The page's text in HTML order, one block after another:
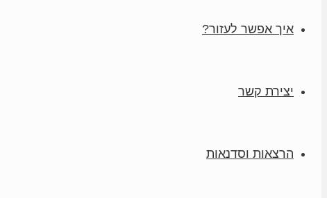
איך אפשר לעזור?
יצירת קשר
הרצאות וסדנאות